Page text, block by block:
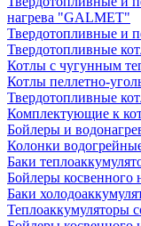
нагрева "GALMET"
Твердотопливные
Твердотопливные
Котлы с чугунным
Котлы пеллетно-
Твердотопливные
Комплектующие к
Бойлеры и
Колонки
Баки
Бойлеры
Баки
Теплоаккумуляторы